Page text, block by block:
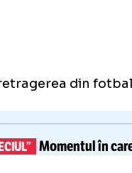
din
Momentul în